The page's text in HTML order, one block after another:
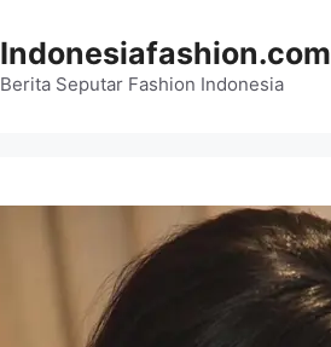
Indonesiafashion.com
Berita Seputar Fashion Indonesia